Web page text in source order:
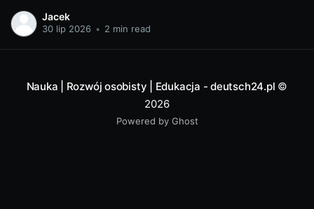
niechęć do porannego wstawania, pendolowania do szkoły i
powrotów w gorszym nastroju, niż w momencie wyjścia.
Jacek
30 lip 2026 • 2 min read
Nauka | Rozwój osobisty | Edukacja - deutsch24.pl ©
2026
Powered by Ghost